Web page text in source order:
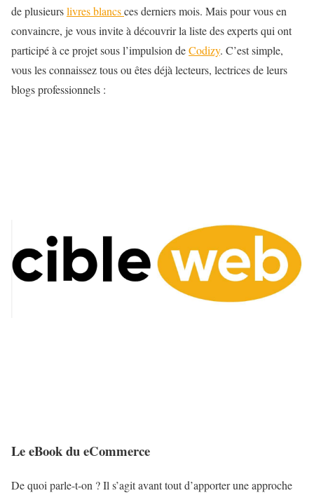
de plusieurslivres blancsces derniers mois. Mais pour vous en
convaincre, je vous invite à découvrir la liste des experts qui ont
participé à ce projet sous l’impulsion deCodizy. C’est simple,
vous les connaissez tous ou êtes déjà lecteurs, lectrices de leurs
blogs professionnels :
Le eBook du eCommerce
De quoi parle-t-on ? Il s’agit avant tout d’apporter une approche